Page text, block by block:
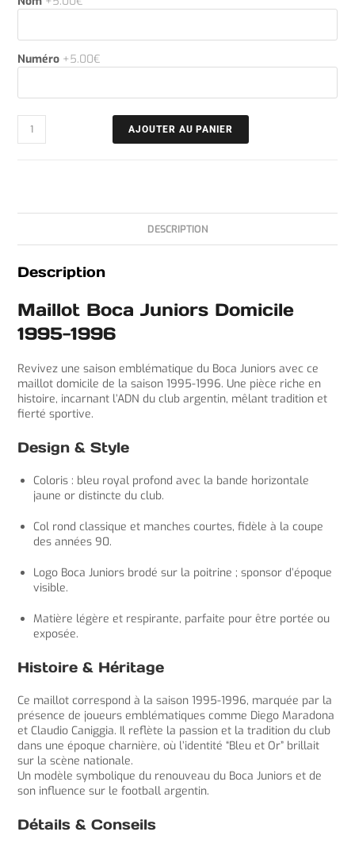
Numéro +5.00€
AJOUTER AU PANIER
DESCRIPTION
Description
Maillot Boca Juniors Domicile
1995-1996
Revivez une saison emblématique du Boca Juniors avec ce
maillot domicile de la saison 1995-1996. Une pièce riche en
histoire, incarnant l’ADN du club argentin, mêlant tradition et
fierté sportive.
Design & Style
Coloris : bleu royal profond avec la bande horizontale
jaune or distincte du club.
Col rond classique et manches courtes, fidèle à la coupe
des années 90.
Logo Boca Juniors brodé sur la poitrine ; sponsor d’époque
visible.
Matière légère et respirante, parfaite pour être portée ou
exposée.
Histoire & Héritage
Ce maillot correspond à la saison 1995-1996, marquée par la
présence de joueurs emblématiques comme Diego Maradona
et Claudio Caniggia. Il reflète la passion et la tradition du club
dans une époque charnière, où l’identité “Bleu et Or” brillait
sur la scène nationale.
Un modèle symbolique du renouveau du Boca Juniors et de
son influence sur le football argentin.
Détails & Conseils